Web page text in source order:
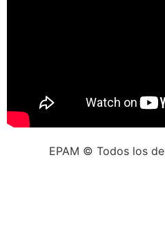
EPAM © Todos los